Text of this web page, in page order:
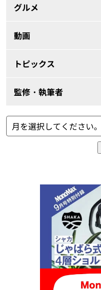
グルメ
動画
トピックス
監修・執筆者